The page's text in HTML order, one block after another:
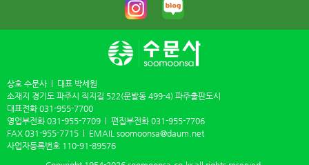
상호 수문사
대표 박세원
소재지 경기도 파주시 직지길 522(문발동 499-4) 파주출판도시
대표전화 031-955-7700
영업부전화 031-955-7709 편집부전화 031-955-7706
FAX 031-955-7715 EMAIL soomoonsa@daum.net
사업자등록번호 110-91-89576